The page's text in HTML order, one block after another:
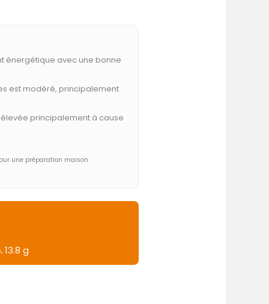
énergétique avec une bonne
est modéré, principalement
principalement à cause
une préparation maison.
13.8 g